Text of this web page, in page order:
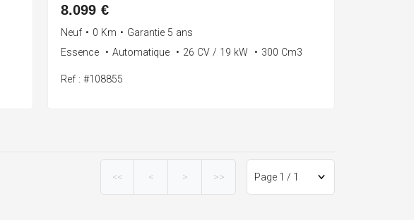
8.099 €
Neuf • 0 Km • Garantie 5 ans
Essence
• Automatique • 26 CV / 19 kW • 300 Cm3
Ref : #108855
<< < > >>